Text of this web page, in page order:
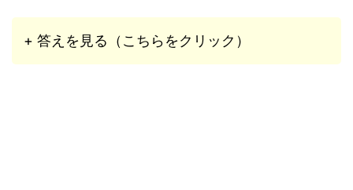
+ 答えを見る（こちらをクリック）